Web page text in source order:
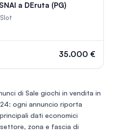
a DEruta (PG)
35.000 €
di Sale giochi in vendita in
ogni annuncio riporta
dati economici
zona e fascia di